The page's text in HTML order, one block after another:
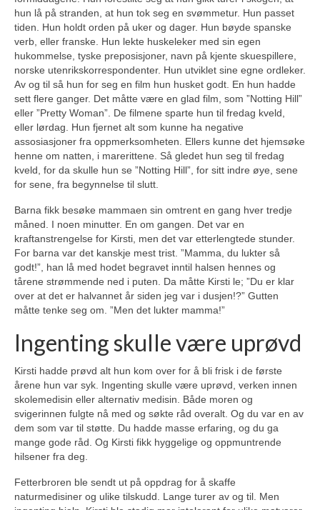
hun lå på stranden, at hun tok seg en svømmetur. Hun passet
tiden. Hun holdt orden på uker og dager. Hun bøyde spanske
verb, eller franske. Hun lekte huskeleker med sin egen
hukommelse, tyske preposisjoner, navn på kjente skuespillere,
norske utenrikskorrespondenter. Hun utviklet sine egne ordleker.
Av og til så hun for seg en film hun husket godt. En hun hadde
sett flere ganger. Det måtte være en glad film, som ”Notting Hill”
eller ”Pretty Woman”. De filmene sparte hun til fredag kveld,
eller lørdag. Hun fjernet alt som kunne ha negative
assosiasjoner fra oppmerksomheten. Ellers kunne det hjemsøke
henne om natten, i marerittene. Så gledet hun seg til fredag
kveld, for da skulle hun se ”Notting Hill”, for sitt indre øye, sene
for sene, fra begynnelse til slutt.
Barna fikk besøke mammaen sin omtrent en gang hver tredje
måned. I noen minutter. En om gangen. Det var en
kraftanstrengelse for Kirsti, men det var etterlengtede stunder.
For barna var det kanskje mest trist. ”Mamma, du lukter så
godt!”, han lå med hodet begravet inntil halsen hennes og
tårene strømmende ned i puten. Da måtte Kirsti le; ”Du er klar
over at det er halvannet år siden jeg var i dusjen!?” Gutten
måtte tenke seg om. ”Men det lukter mamma!”
Ingenting skulle være uprøvd
Kirsti hadde prøvd alt hun kom over for å bli frisk i de første
årene hun var syk. Ingenting skulle være uprøvd, verken innen
skolemedisin eller alternativ medisin. Både moren og
svigerinnen fulgte nå med og søkte råd overalt. Og du var en av
dem som var til støtte. Du hadde masse erfaring, og du ga
mange gode råd. Og Kirsti fikk hyggelige og oppmuntrende
hilsener fra deg.
Fetterbroren ble sendt ut på oppdrag for å skaffe
naturmedisiner og ulike tilskudd. Lange turer av og til. Men